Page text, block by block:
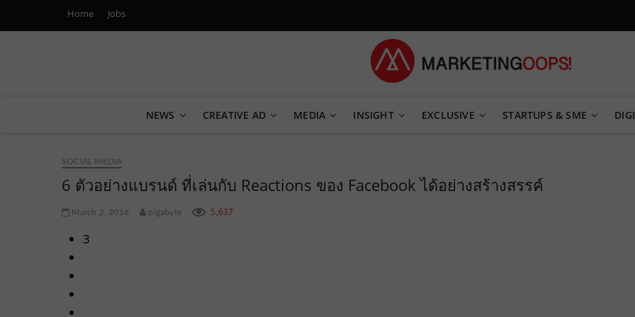
Home Jobs
Marketing Oops!
NEWS CREATIVE AD MEDIA INSIGHT EXCLUSIVE STARTUPS & SME
SOCIAL MEDIA
6 ตัวอย่างแบรนด์ ที่เล่นกับ Reactions ของ Facebook ได้อย่างสร้างสรรค์
March 2, 2016 pigabyte 5,637
3